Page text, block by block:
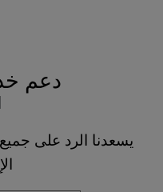
دعم
يسعدنا الرد على